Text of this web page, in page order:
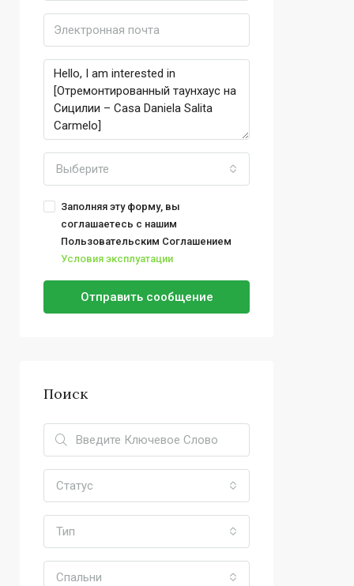
Выберите
Заполняя эту форму, вы
соглашаетесь с нашим
Пользовательским Соглашением
Условия эксплуатации
Отправить сообщение
Поиск
Статус
Тип
Спальни